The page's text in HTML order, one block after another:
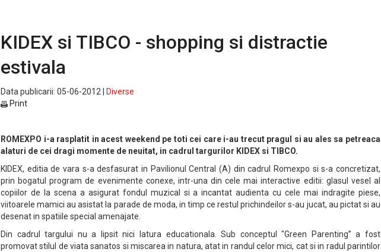
KIDEX si TIBCO - shopping si distractie
estivala
Data publicarii: 05-06-2012 |
Diverse
Print
ROMEXPO i-a rasplatit in acest weekend pe toti cei care i-au trecut pragul si au ales sa petreaca
alaturi de cei dragi momente de neuitat, in cadrul targurilor KIDEX si TIBCO.
KIDEX, editia de vara s-a desfasurat in Pavilionul Central (A) din cadrul Romexpo si s-a concretizat,
prin bogatul program de evenimente conexe, intr-una din cele mai interactive editii: glasul vesel al
copiilor de la scena a asigurat fondul muzical si a incantat audienta cu cele mai indragite piese,
viitoarele mamici au asistat la parade de moda, in timp ce restul prichindeilor s-au jucat, au pictat si au
desenat in spatiile special amenajate.
Din cadrul targului nu a lipsit nici latura educationala. Sub conceptul "Green Parenting” a fost
promovat stilul de viata sanatos si miscarea in natura, atat in randul celor mici, cat si in radul parintilor